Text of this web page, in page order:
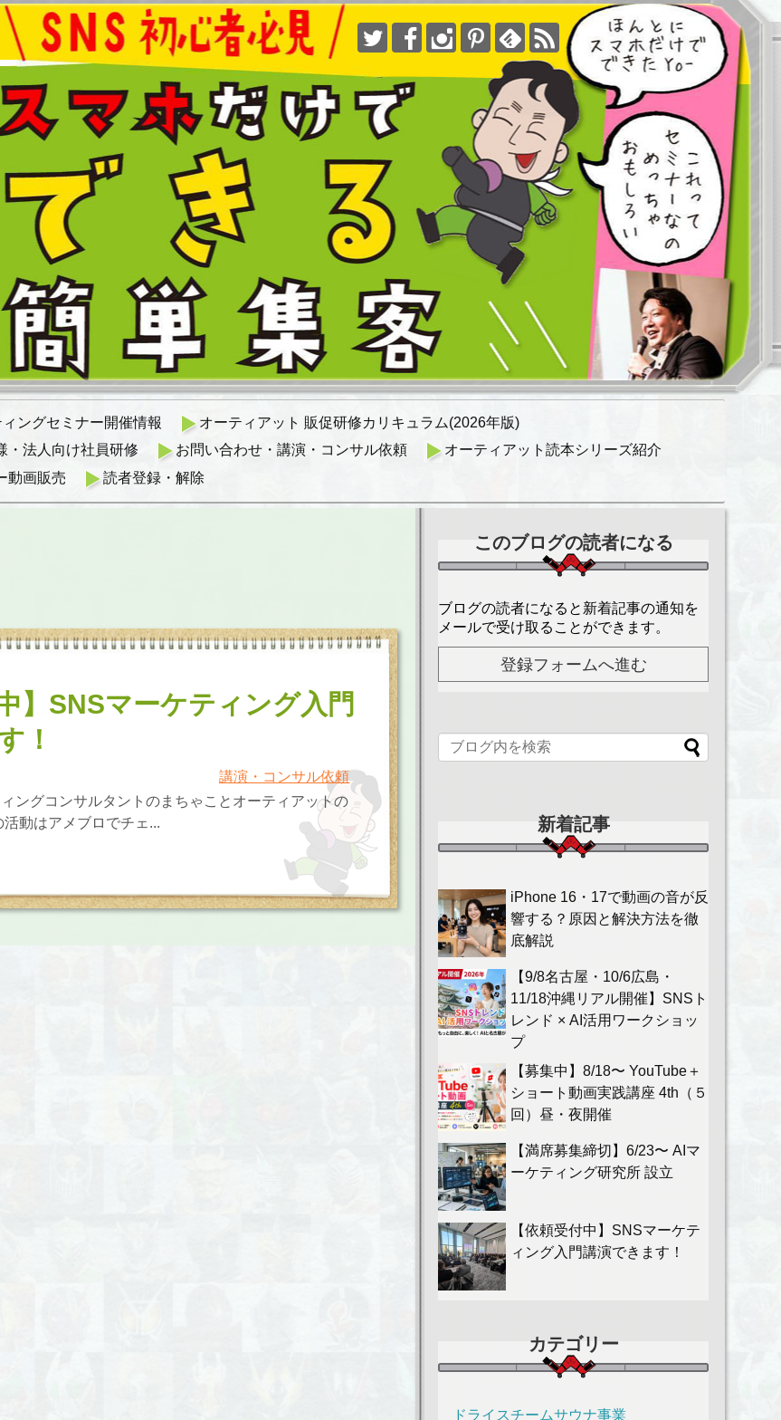
ングセミナー開催情報
オーティアット 販促研修カリキュラム(2026年版)
・法人向け社員研修 お問い合わせ・講演・コンサル依頼
オーティアット読本シリーズ紹介
動画販売 読者登録・解除
】SNSマーケティング入門
！
講演・コンサル依頼
ングコンサルタントのまちゃことオーティアットの
動はアメブロでチェ...
このブログの読者になる
ブログの読者になると新着記事の通知を
メールで受け取ることができます。
新着記事
iPhone 16・17で動画の音が反
響する？原因と解決方法を徹
底解説
【9/8名古屋・10/6広島・
11/18沖縄リアル開催】SNSト
レンド × AI活用ワークショッ
プ
【募集中】8/18〜 YouTube＋
ショート動画実践講座 4th（５
回）昼・夜開催
【満席募集締切】6/23〜 AIマ
ーケティング研究所 設立
【依頼受付中】SNSマーケテ
ィング入門講演できます！
カテゴリー
ドライスチームサウナ事業